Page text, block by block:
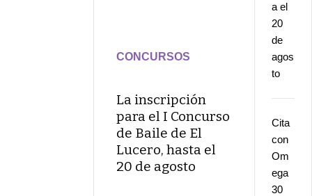
CONCURSOS
La inscripción
para el I Concurso
de Baile de El
Lucero, hasta el
20 de agosto
a el
20
de
agos
to
Cita
con
Om
ega
30